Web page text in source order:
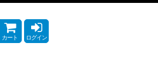
カート ログイン